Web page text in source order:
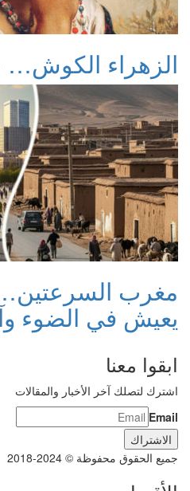
الزهراء
مغرب
يعيش في الضوء
ابقوا معنا
اشترك لتصلك آخر الأخبار والمقالات
Email
جميع الحقوق محفوظة © 2024-2018